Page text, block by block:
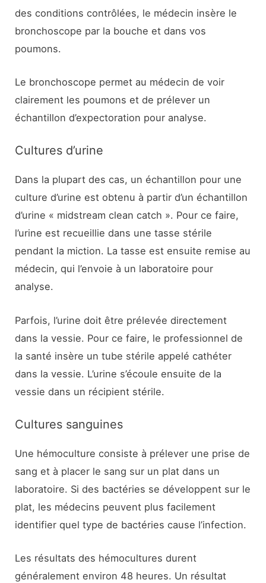
des conditions contrôlées, le médecin insère le
bronchoscope par la bouche et dans vos
poumons.
Le bronchoscope permet au médecin de voir
clairement les poumons et de prélever un
échantillon d’expectoration pour analyse.
Cultures d’urine
Dans la plupart des cas, un échantillon pour une
culture d’urine est obtenu à partir d’un échantillon
d’urine « midstream clean catch ». Pour ce faire,
l’urine est recueillie dans une tasse stérile
pendant la miction. La tasse est ensuite remise au
médecin, qui l’envoie à un laboratoire pour
analyse.
Parfois, l’urine doit être prélevée directement
dans la vessie. Pour ce faire, le professionnel de
la santé insère un tube stérile appelé cathéter
dans la vessie. L’urine s’écoule ensuite de la
vessie dans un récipient stérile.
Cultures sanguines
Une hémoculture consiste à prélever une prise de
sang et à placer le sang sur un plat dans un
laboratoire. Si des bactéries se développent sur le
plat, les médecins peuvent plus facilement
identifier quel type de bactéries cause l’infection.
Les résultats des hémocultures durent
généralement environ 48 heures. Un résultat